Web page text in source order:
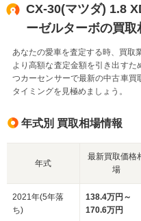
CX-30(マツダ) 1.8
ーゼルターボの買取
あなたの愛車を査定する時、買取
より高額な査定金額を引き出す
つカーセンサーで最新の中古車買
タイミングを見極めましょう。
年式別 買取相場情報
年式
最新買取価格
場
2021年(5年落
ち)
138.4万円～
170.6万円